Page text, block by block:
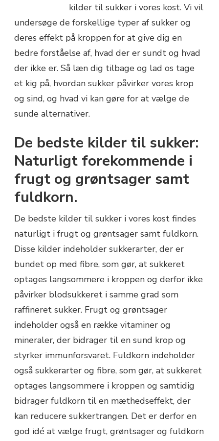
kilder til sukker i vores kost. Vi vil
undersøge de forskellige typer af sukker og
deres effekt på kroppen for at give dig en
bedre forståelse af, hvad der er sundt og hvad
der ikke er. Så læn dig tilbage og lad os tage
et kig på, hvordan sukker påvirker vores krop
og sind, og hvad vi kan gøre for at vælge de
sunde alternativer.
De bedste kilder til sukker:
Naturligt forekommende i
frugt og grøntsager samt
fuldkorn.
De bedste kilder til sukker i vores kost findes
naturligt i frugt og grøntsager samt fuldkorn.
Disse kilder indeholder sukkerarter, der er
bundet op med fibre, som gør, at sukkeret
optages langsommere i kroppen og derfor ikke
påvirker blodsukkeret i samme grad som
raffineret sukker. Frugt og grøntsager
indeholder også en række vitaminer og
mineraler, der bidrager til en sund krop og
styrker immunforsvaret. Fuldkorn indeholder
også sukkerarter og fibre, som gør, at sukkeret
optages langsommere i kroppen og samtidig
bidrager fuldkorn til en mæthedseffekt, der
kan reducere sukkertrangen. Det er derfor en
god idé at vælge frugt, grøntsager og fuldkorn